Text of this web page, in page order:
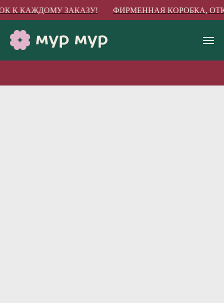
К КАЖДОМУ ЗАКАЗУ! ФИРМЕННАЯ КОРОБКА,